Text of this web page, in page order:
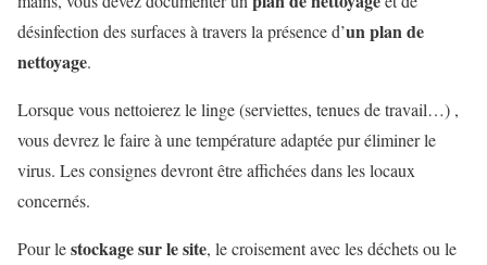
désinfection des surfaces à travers la présence d’un plan de
nettoyage.
Lorsque vous nettoierez le linge (serviettes, tenues de travail…) ,
vous devrez le faire à une température adaptée pur éliminer le
virus. Les consignes devront être affichées dans les locaux
concernés.
Pour lestockage sur le site, le croisement avec les déchets ou le